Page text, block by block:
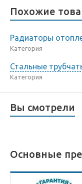
Похожие
Радиаторы
Категория
Стальные
Категория
Вы смотрели
Основные